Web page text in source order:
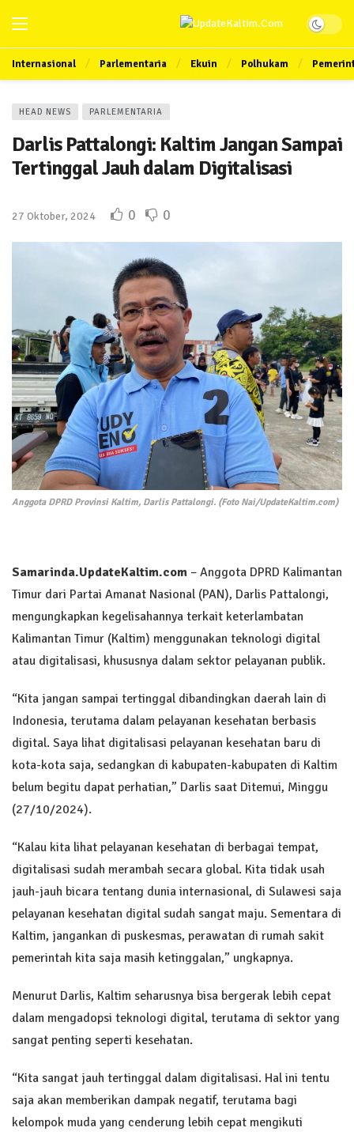
Internasional Parlementaria Ekuin Polhukam
HEAD NEWS PARLEMENTARIA
Darlis Pattalongi: Kaltim Jangan Sampai
Tertinggal Jauh dalam Digitalisasi
27 Oktober, 2024 0 0
Anggota DPRD Provinsi Kaltim, Darlis Pattalongi. (Foto Nai/UpdateKaltim.com)
Samarinda.UpdateKaltim.com – Anggota DPRD Kalimantan
Timur dari Partai Amanat Nasional (PAN), Darlis Pattalongi,
mengungkapkan kegelisahannya terkait keterlambatan
Kalimantan Timur (Kaltim) menggunakan teknologi digital
atau digitalisasi, khususnya dalam sektor pelayanan publik.
“Kita jangan sampai tertinggal dibandingkan daerah lain di
Indonesia, terutama dalam pelayanan kesehatan berbasis
digital. Saya lihat digitalisasi pelayanan kesehatan baru di
kota-kota saja, sedangkan di kabupaten-kabupaten di Kaltim
belum begitu dapat perhatian,” Darlis saat Ditemui, Minggu
(27/10/2024).
“Kalau kita lihat pelayanan kesehatan di berbagai tempat,
digitalisasi sudah merambah secara global. Kita tidak usah
jauh-jauh bicara tentang dunia internasional, di Sulawesi saja
pelayanan kesehatan digital sudah sangat maju. Sementara di
Kaltim, jangankan di puskesmas, perawatan di rumah sakit
pemerintah kita saja masih ketinggalan,” ungkapnya.
Menurut Darlis, Kaltim seharusnya bisa bergerak lebih cepat
dalam mengadopsi teknologi digital, terutama di sektor yang
sangat penting seperti kesehatan.
“Kita sangat jauh tertinggal dalam digitalisasi. Hal ini tentu
saja akan memberikan dampak negatif, terutama bagi
kelompok muda yang cenderung lebih cepat mengikuti